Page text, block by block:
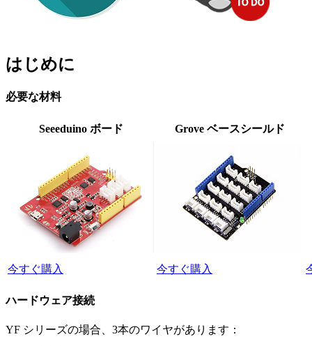
はじめに
必要な材料
Seeeduino ボード Grove ベースシールド
今すぐ購入 今すぐ購入
ハードウェア接続
YF シリーズの場合、3本のワイヤがあります：